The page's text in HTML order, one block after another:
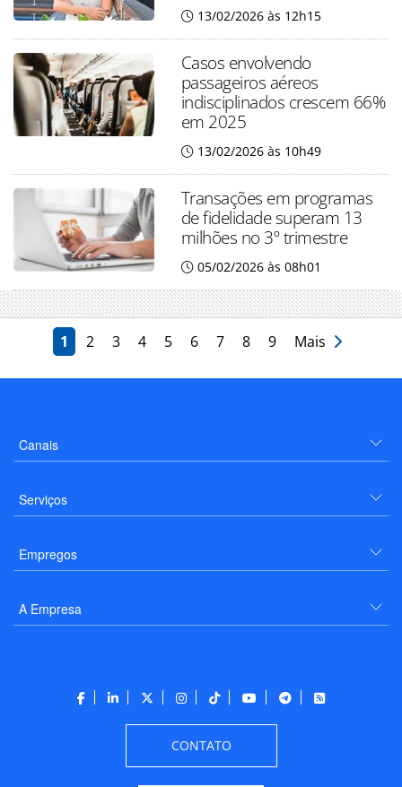
13/02/2026 às 12h15
Casos envolvendo
passageiros aéreos
indisciplinados crescem 66%
em 2025
13/02/2026 às 10h49
Transações em programas
de fidelidade superam 13
milhões no 3º trimestre
05/02/2026 às 08h01
1 2 3 4 5 6 7 8 9 Mais
Canais
Serviços
Empregos
A Empresa
CONTATO